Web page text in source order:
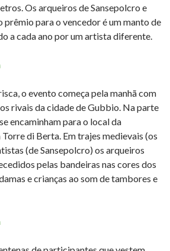
Os arqueiros de Sansepolcro e
prêmio para o vencedor é um manto de
a cada ano por um artista diferente.
o evento começa pela manhã com
rivais da cidade de Gubbio. Na parte
encaminham para o local da
di Berta. Em trajes medievais (os
(de Sansepolcro) os arqueiros
pelas bandeiras nas cores dos
e crianças ao som de tambores e